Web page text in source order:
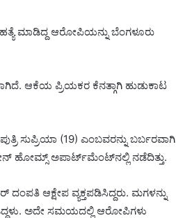
ಮಾಡಿದ್ದ ಆರೋಪಿಯನ್ನು ಬೆಂಗಳೂರು
ಆಕೆಯ ಪ್ರಿಯಕರ ಕೆನತ್ಗಾಗಿ ಹುಡುಕಾಟ
ಸುಪ್ರಿಯಾ (19) ಎಂಬವರನ್ನು ಬರ್ಬರವಾಗಿ
ಹೋಮ್ಸ್ ಅಪಾರ್ಟ್‌ಮೆಂಟ್‌ನಲ್ಲಿ ನಡೆದಿತ್ತು.
ಆಕ್ಷೇಪ ವ್ಯಕ್ತಪಡಿಸಿದ್ದರು. ಮಗಳನ್ನು
ಅದೇ ಸಮಯದಲ್ಲಿ ಆರೋಪಿಗಳು